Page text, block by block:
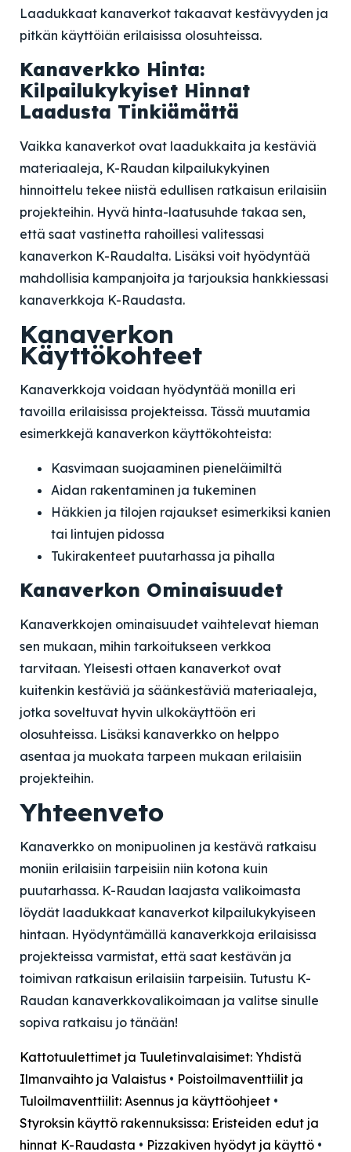
Laadukkaat kanaverkot takaavat kestävyyden ja
pitkän käyttöiän erilaisissa olosuhteissa.
Kanaverkko Hinta:
Kilpailukykyiset Hinnat
Laadusta Tinkiämättä
Vaikka kanaverkot ovat laadukkaita ja kestäviä
materiaaleja, K-Raudan kilpailukykyinen
hinnoittelu tekee niistä edullisen ratkaisun erilaisiin
projekteihin. Hyvä hinta-laatusuhde takaa sen,
että saat vastinetta rahoillesi valitessasi
kanaverkon K-Raudalta. Lisäksi voit hyödyntää
mahdollisia kampanjoita ja tarjouksia hankkiessasi
kanaverkkoja K-Raudasta.
Kanaverkon
Käyttökohteet
Kanaverkkoja voidaan hyödyntää monilla eri
tavoilla erilaisissa projekteissa. Tässä muutamia
esimerkkejä kanaverkon käyttökohteista:
Kasvimaan suojaaminen pieneläimiltä
Aidan rakentaminen ja tukeminen
Häkkien ja tilojen rajaukset esimerkiksi kanien
tai lintujen pidossa
Tukirakenteet puutarhassa ja pihalla
Kanaverkon Ominaisuudet
Kanaverkkojen ominaisuudet vaihtelevat hieman
sen mukaan, mihin tarkoitukseen verkkoa
tarvitaan. Yleisesti ottaen kanaverkot ovat
kuitenkin kestäviä ja säänkestäviä materiaaleja,
jotka soveltuvat hyvin ulkokäyttöön eri
olosuhteissa. Lisäksi kanaverkko on helppo
asentaa ja muokata tarpeen mukaan erilaisiin
projekteihin.
Yhteenveto
Kanaverkko on monipuolinen ja kestävä ratkaisu
moniin erilaisiin tarpeisiin niin kotona kuin
puutarhassa. K-Raudan laajasta valikoimasta
löydät laadukkaat kanaverkot kilpailukykyiseen
hintaan. Hyödyntämällä kanaverkkoja erilaisissa
projekteissa varmistat, että saat kestävän ja
toimivan ratkaisun erilaisiin tarpeisiin. Tutustu K-
Raudan kanaverkkovalikoimaan ja valitse sinulle
sopiva ratkaisu jo tänään!
Kattotuulettimet ja Tuuletinvalaisimet: Yhdistä
Ilmanvaihto ja Valaistus • Poistoilmaventtiilit ja
Tuloilmaventtiilit: Asennus ja käyttöohjeet •
Styroksin käyttö rakennuksissa: Eristeiden edut ja
hinnat K-Raudasta • Pizzakiven hyödyt ja käyttö •